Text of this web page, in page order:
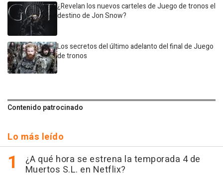
¿Revelan los nuevos carteles de Juego de tronos el
destino de Jon Snow?
Los secretos del último adelanto del final de Juego
de tronos
Contenido patrocinado
Lo más leído
¿A qué hora se estrena la temporada 4 de
Muertos S.L. en Netflix?